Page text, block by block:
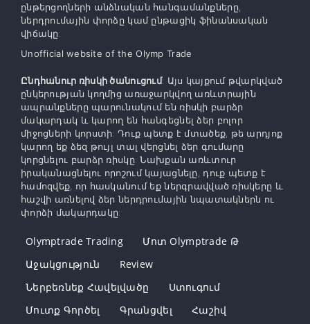
ընթերցողների անձնական հանգամանքները,
ներդրումային փորձը կամ ընթացիկ ֆինանսական
վիճակը:
Unofficial website of the Olymp Trade
Ընդհանուր ռիսկի ծանուցում: Այս կայքում թվարկված
ընկերության կողմից առաջարկվող առևտրային
ապրանքները պարունակում են ռիսկի բարձր
մակարդակ և կարող են հանգեցնել ձեր բոլոր
միջոցների կորստի: Դուք պետք է մտածեք, թե արդյոք
կարող եք ձեզ թույլ տալ վերցնել ձեր գումարը
կորցնելու բարձր ռիսկը: Նախքան առևտուր
իրականացնելու որոշում կայացնելը, դուք պետք է
համոզվեք, որ հասկանում եք ներգրավված ռիսկերը և
հաշվի առնելով ձեր ներդրումային նպատակներն ու
փորձի մակարդակը:
Olymptrade Trading
Մոտ Olymptrade Թ
Աջակցություն
Review
Ներբեռնեք Հավելվածը
Ստուգում
Մուտք Գործել
Գրանցվել Հաշիվ